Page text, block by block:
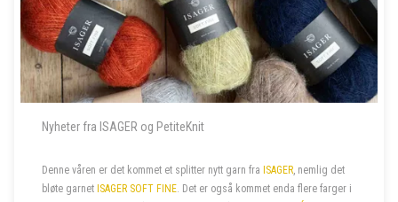
Nyheter fra ISAGER og PetiteKnit
Denne våren er det kommet et splitter nytt garn fra ISAGER , nemlig det
bløte garnet ISAGER SOFT FINE . Det er også kommet enda flere farger i